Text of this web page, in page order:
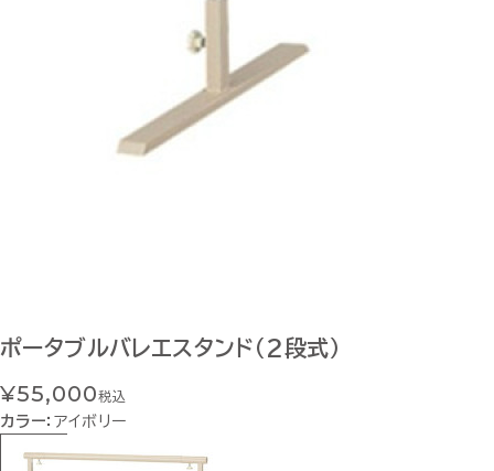
ポータブルバレエスタンド（2段式）
¥55,000税込
カラー：アイボリー